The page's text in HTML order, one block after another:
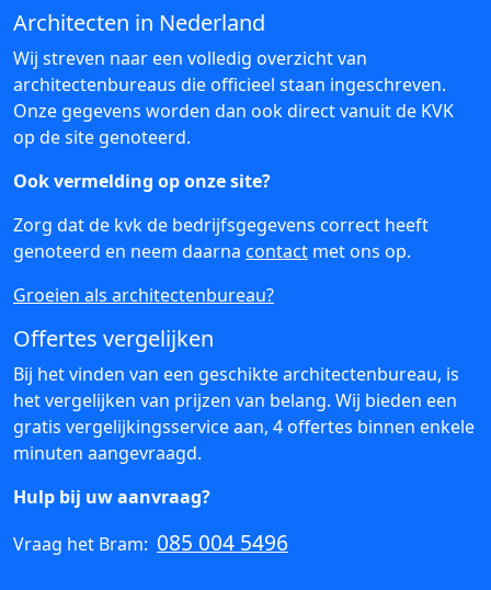
Architecten in Nederland
Wij streven naar een volledig overzicht van
architectenbureaus die officieel staan ingeschreven.
Onze gegevens worden dan ook direct vanuit de KVK
op de site genoteerd.
Ook vermelding op onze site?
Zorg dat de kvk de bedrijfsgegevens correct heeft
genoteerd en neem daarna contact met ons op.
Groeien als architectenbureau?
Offertes vergelijken
Bij het vinden van een geschikte architectenbureau, is
het vergelijken van prijzen van belang. Wij bieden een
gratis vergelijkingsservice aan, 4 offertes binnen enkele
minuten aangevraagd.
Hulp bij uw aanvraag?
Vraag het Bram: 085 004 5496